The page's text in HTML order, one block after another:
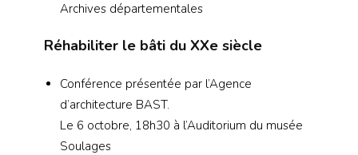
Archives départementales
Réhabiliter le bâti du XXe siècle
Conférence présentée par l’Agence
d’architecture BAST.
Le 6 octobre, 18h30 à l’Auditorium du musée
Soulages